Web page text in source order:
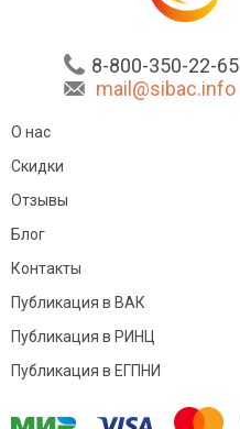
8-800-350-22-65
mail@sibac.info
О нас
Скидки
Отзывы
Блог
Контакты
Публикация в ВАК
Публикация в РИНЦ
Публикация в ЕГПНИ